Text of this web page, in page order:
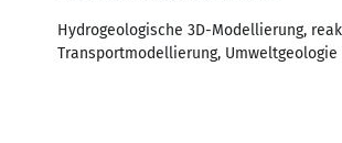
Hydrogeologische 3D-Modellierung,
Transportmodellierung, Umweltgeologie